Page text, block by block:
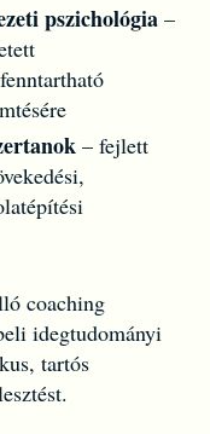
pszichológia–
– fejlett
coaching
idegtudományi
tartós